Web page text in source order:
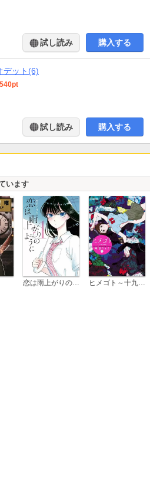
試し読み 購入する
デット(6)
540pt
試し読み 購入する
います
恋は雨上がりのように ヒメゴト～十九歳の制服～